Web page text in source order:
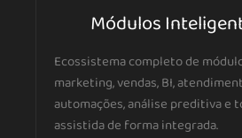
Módulos
Ecossistema completo de
marketing, vendas, BI,
automações, análise preditiva e
assistida de forma integrada.